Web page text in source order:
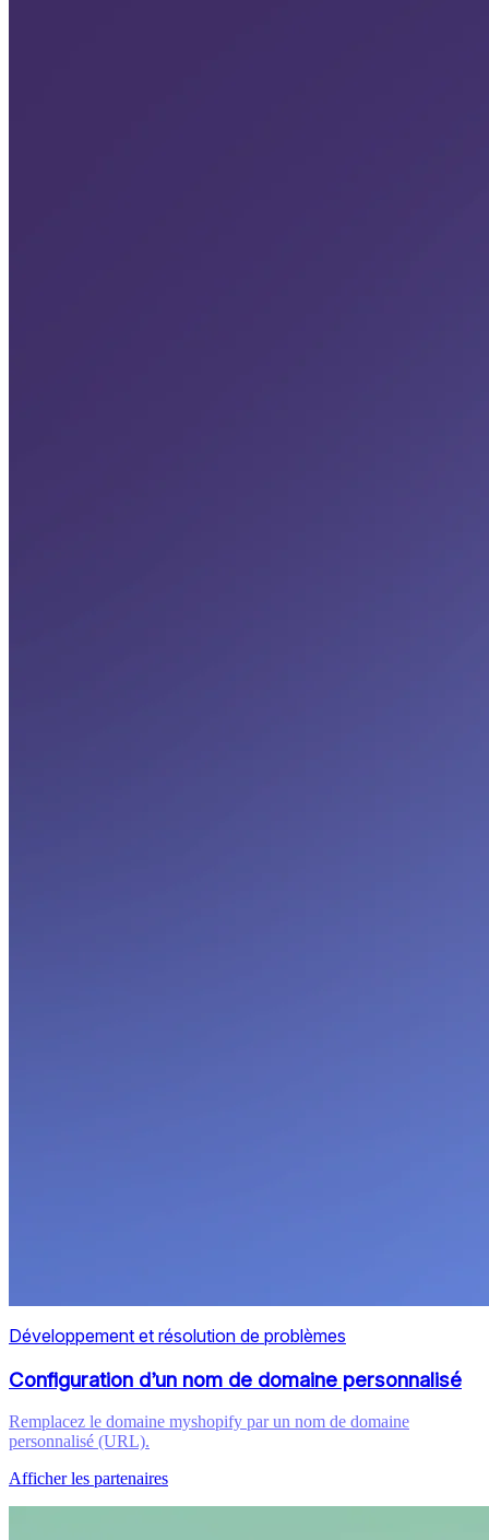
Développement et résolution de problèmes
Configuration d’un nom de domaine personnalisé
Remplacez le domaine myshopify par un nom de domaine
personnalisé (URL).
Afficher les partenaires